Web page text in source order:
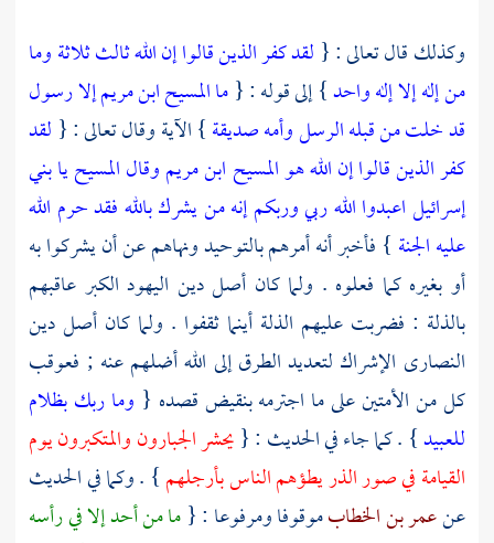
وكذلك قال تعالى : { لقد كفر الذين قالوا إن الله ثالث ثلاثة وما
من إله إلا إله واحد} إلى قوله : {ما المسيح ابن مريم إلا رسول
قد خلت من قبله الرسل وأمه صديقة} الآية وقال تعالى : { لقد
كفر الذين قالوا إن الله هو المسيح ابن مريم وقال المسيح يا بني
إسرائيل اعبدوا الله ربي وربكم إنه من يشرك بالله فقد حرم الله
عليه الجنة } فأخبر أنه أمرهم بالتوحيد ونهاهم عن أن يشركوا به
أو بغيره كما فعلوه . ولما كان أصل دين اليهود الكبر عاقبهم
بالذلة : فضربت عليهم الذلة أينما ثقفوا . ولما كان أصل دين
النصارى الإشراك لتعديد الطرق إلى الله أضلهم عنه ; فعوقب
كل من الأمتين على ما اجترمه بنقيض قصده { وما ربك بظلام
للعبيد} . كما جاء في الحديث : {يحشر الجبارون والمتكبرون يوم
القيامة في صور الذر يطؤهم الناس بأرجلهم} . وكما في الحديث
عنعمر بن الخطابموقوفا ومرفوعا : {ما من أحد إلا في رأسه